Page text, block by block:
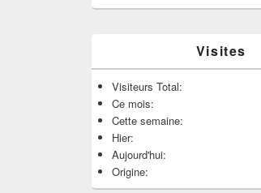
Visites
Visiteurs Total:
Ce mois:
Cette semaine:
Hier:
Aujourd'hui:
Origine: